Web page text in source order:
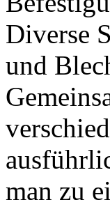
Diverse
und
man zu